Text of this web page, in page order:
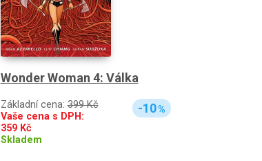
Wonder Woman 4: Válka
Základní cena:399 Kč
Vaše cena s DPH:
359Kč
Skladem
-10%